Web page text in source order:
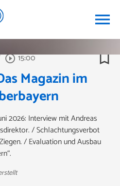
menu
play_circle_outline15:00 bookmark_border
Magazin im
2026: Interview mit Andreas
/ Schlachtungsverbot
/ Evaluation und Ausbau